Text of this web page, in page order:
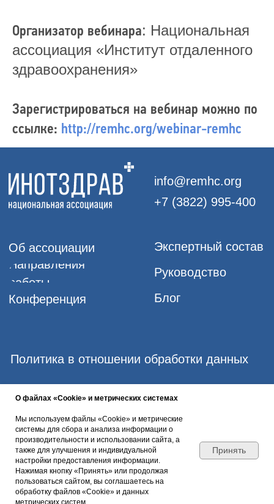
Организатор вебинара: Национальная
ассоциация «Институт отдаленного
здравоохранения»
Зарегистрироваться на вебинар можно по
ссылке: http://remhc.org/webinar-remhc
О файлах «Cookie» и метрических системах
Мы используем файлы «Cookie» и метрические
системы для сбора и анализа информации о
производительности и использовании сайта, а
также для улучшения и индивидуальной
настройки предоставления информации.
Нажимая кнопку «Принять» или продолжая
пользоваться сайтом, вы соглашаетесь на
обработку файлов «Cookie» и данных
метрических систем.
Принять